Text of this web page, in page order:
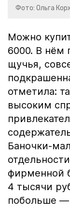
Фото: Ольга
Можно
6000. В нём
щучья,
отметила:
высоким
Баночки-
фирменной
4 тысячи
побольше —